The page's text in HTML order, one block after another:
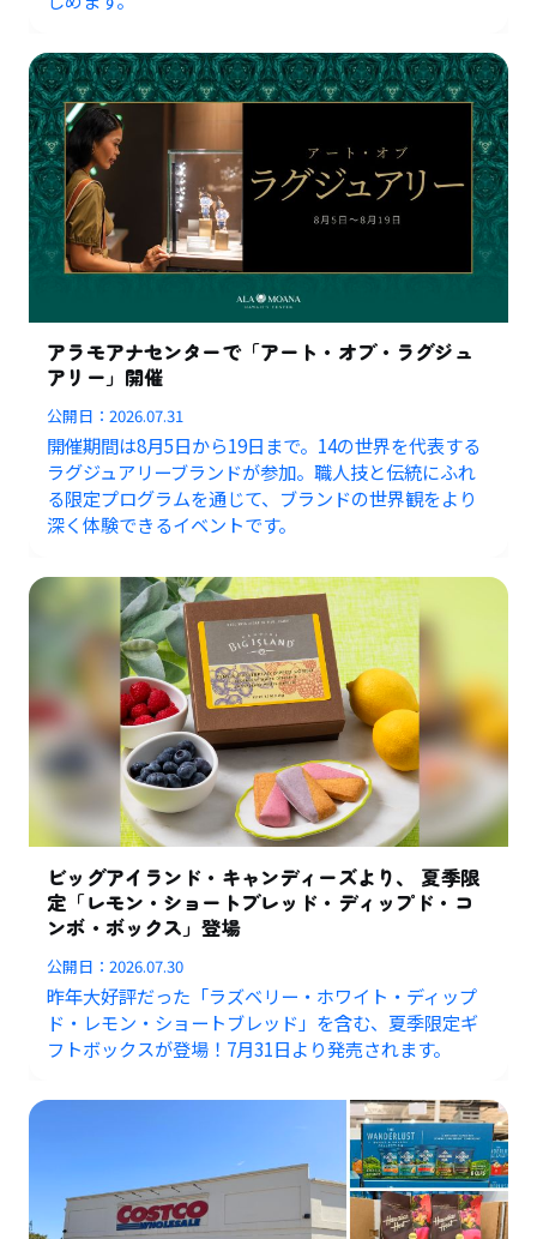
アラモアナセンターで「アート・オブ・ラグジュ
アリー」開催
公開日：2026.07.31
開催期間は8月5日から19日まで。14の世界を代表する
ラグジュアリーブランドが参加。職人技と伝統にふれ
る限定プログラムを通じて、ブランドの世界観をより
深く体験できるイベントです。
ビッグアイランド・キャンディーズより、 夏季限
定「レモン・ショートブレッド・ディップド・コ
ンボ・ボックス」登場
公開日：2026.07.30
昨年大好評だった「ラズベリー・ホワイト・ディップ
ド・レモン・ショートブレッド」を含む、夏季限定ギ
フトボックスが登場！7月31日より発売されます。